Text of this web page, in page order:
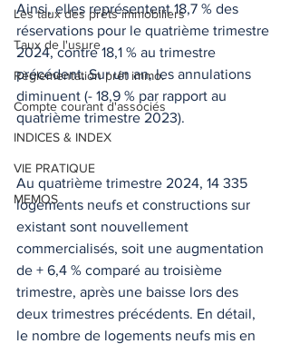
Les taux des prêts immobiliers
Taux de l'usure
Règlementation prêt immo.
Compte courant d'associés
INDICES & INDEX
VIE PRATIQUE
MEMOS
Ainsi, elles représentent 18,7 % des
réservations pour le quatrième trimestre
2024, contre 18,1 % au trimestre
précédent. Sur un an, les annulations
diminuent (- 18,9 % par rapport au
quatrième trimestre 2023).
Au quatrième trimestre 2024, 14 335
logements neufs et constructions sur
existant sont nouvellement
commercialisés, soit une augmentation
de + 6,4 % comparé au troisième
trimestre, après une baisse lors des
deux trimestres précédents. En détail,
le nombre de logements neufs mis en